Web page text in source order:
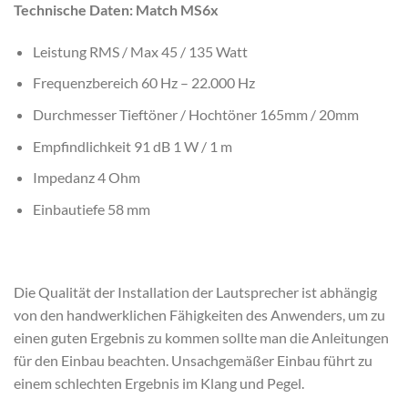
Technische Daten: Match MS6x
Leistung RMS / Max 45 / 135 Watt
Frequenzbereich 60 Hz – 22.000 Hz
Durchmesser Tieftöner / Hochtöner 165mm / 20mm
Empfindlichkeit 91 dB 1 W / 1 m
Impedanz 4 Ohm
Einbautiefe 58 mm
Die Qualität der Installation der Lautsprecher ist abhängig
von den handwerklichen Fähigkeiten des Anwenders, um zu
einen guten Ergebnis zu kommen sollte man die Anleitungen
für den Einbau beachten. Unsachgemäßer Einbau führt zu
einem schlechten Ergebnis im Klang und Pegel.